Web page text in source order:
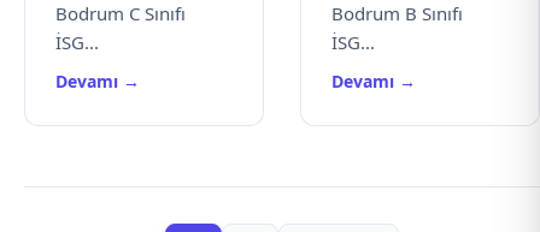
Bodrum C Sınıfı
İSG...
Devamı →
Bodrum B Sınıfı
İSG...
Devamı →